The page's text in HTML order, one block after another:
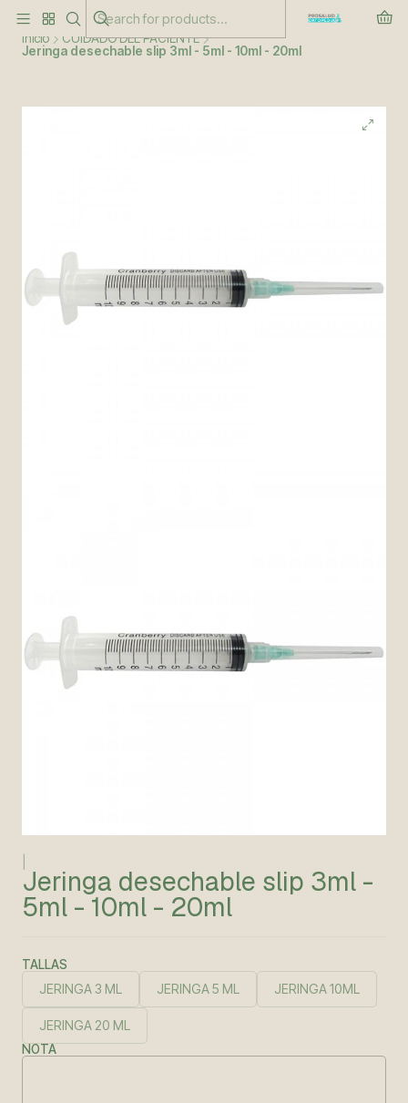
Inicio
CUIDADO DEL PACIENTE
Jeringa desechable slip 3ml - 5ml - 10ml - 20ml
Jeringa desechable slip 3ml -
5ml - 10ml - 20ml
TALLAS
JERINGA 3 ML JERINGA 5 ML JERINGA 10ML
JERINGA 20 ML
NOTA